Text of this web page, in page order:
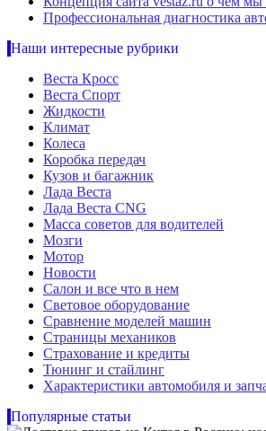
Профессиональная диагностика
Наши интересные рубрики
Веста Кросс
Веста Спорт
Жидкости
Климат
Колеса
Коробка передач
Кузов и багажник
Лада Веста
Лада Веста CNG
Масса советов для водителей
Мозги
Мотор
Новости
Салон и все что в нем
Световое оборудование
Сравнение моделей машин
Страницы механиков
Страхование и кредиты
Тюнинг и стайлинг
Характеристики автомобиля и
Популярные статьи